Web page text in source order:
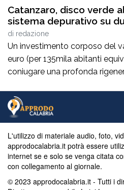
Catanzaro, disco verde
sistema depurativo su
di redazione
Un investimento corposo del
euro (per 135mila abitanti
coniugare una profonda
epocale”, sul fronte della
Catanzaro consentendole di
relativa procedura d’infrazione
capoluogo di Regione, […]
L'utilizzo di materiale audio, foto,
approdocalabria.it potrà essere
internet se e solo se venga citata
con collegamento al giornale.
© 2023 approdocalabria.it - Tutti i